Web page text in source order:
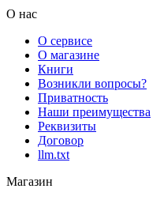
О нас
О сервисе
О магазине
Книги
Возникли вопросы?
Приватность
Наши преимущества
Реквизиты
Договор
llm.txt
Магазин